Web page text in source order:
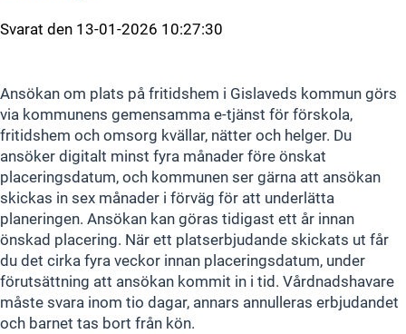
Svarat den 13-01-2026 10:27:30
Ansökan om plats på fritidshem i Gislaveds kommun görs
via kommunens gemensamma e‑tjänst för förskola,
fritidshem och omsorg kvällar, nätter och helger. Du
ansöker digitalt minst fyra månader före önskat
placeringsdatum, och kommunen ser gärna att ansökan
skickas in sex månader i förväg för att underlätta
planeringen. Ansökan kan göras tidigast ett år innan
önskad placering. När ett platserbjudande skickats ut får
du det cirka fyra veckor innan placeringsdatum, under
förutsättning att ansökan kommit in i tid. Vårdnadshavare
måste svara inom tio dagar, annars annulleras erbjudandet
och barnet tas bort från kön.